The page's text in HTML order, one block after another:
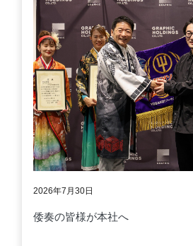
2026年7月30日
倭奏の皆様が本社へ